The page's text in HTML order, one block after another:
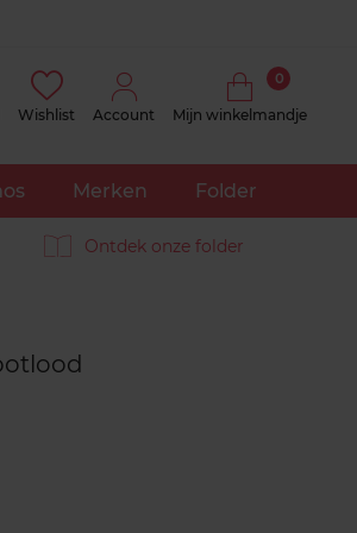
Wishlist Account Mijn winkelmandje
0
Merken Folder
Ontdek onze folder